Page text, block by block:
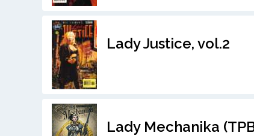
Lady Justice, vol.2
Lady Mechanika